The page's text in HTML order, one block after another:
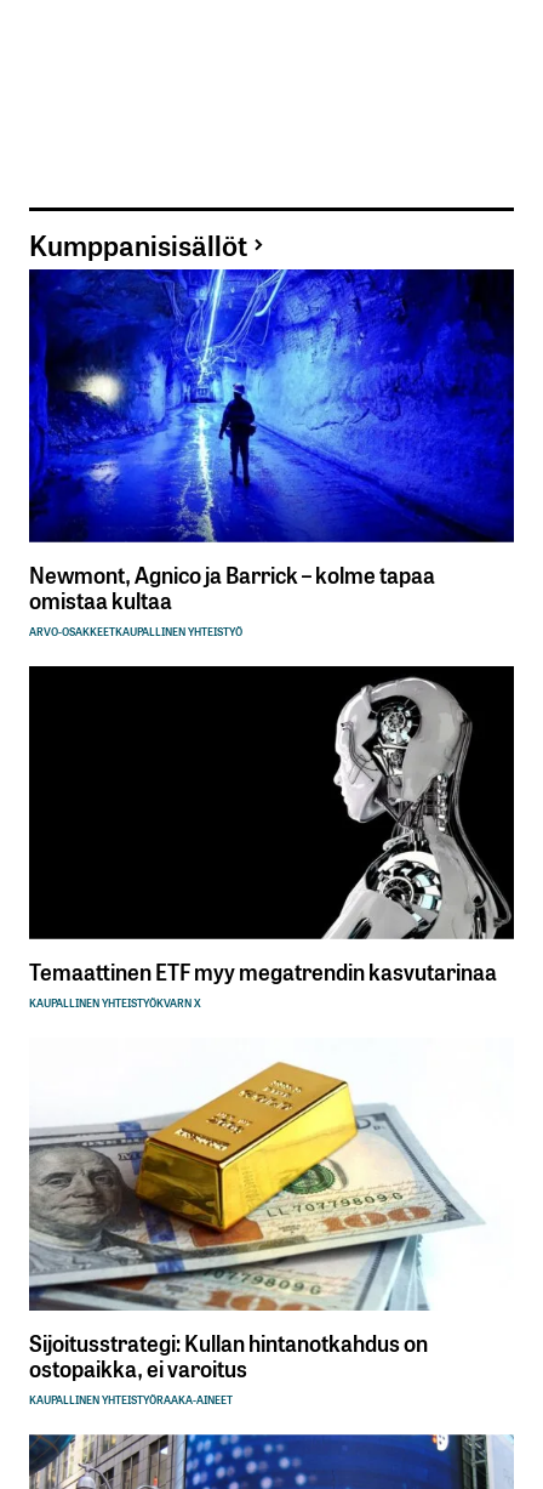
Sähköpostiosoitettasi ei julkaista.Pakolliset
kentät on merkitty*
Kommentti*
Nimesi tai nimimerkkisi*
Sähköpostiosoitteesi*
Tilaa SalkunRakentajan uutiskirje
Kumppanisisällöt
Newmont, Agnico ja Barrick – kolme tapaa
omistaa kultaa
ARVO-OSAKKEETKAUPALLINEN YHTEISTYÖ
Temaattinen ETF myy megatrendin kasvutarinaa
KAUPALLINEN YHTEISTYÖKVARN X
Sijoitusstrategi: Kullan hintanotkahdus on
ostopaikka, ei varoitus
KAUPALLINEN YHTEISTYÖRAAKA-AINEET